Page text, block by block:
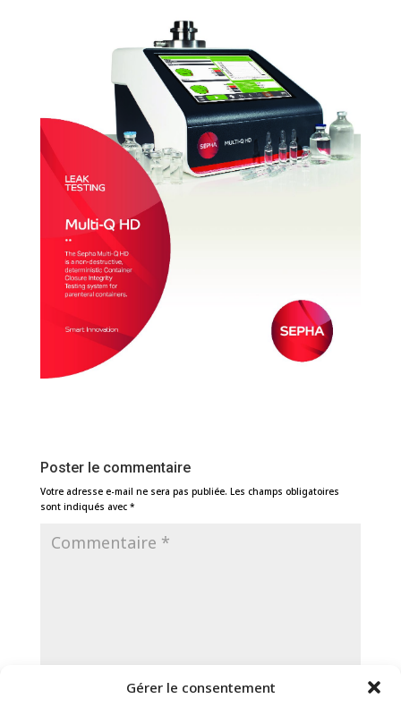
Gérer le consentement
Poster le commentaire
Votre adresse e-mail ne sera pas publiée. Les champs obligatoires
sont indiqués avec *